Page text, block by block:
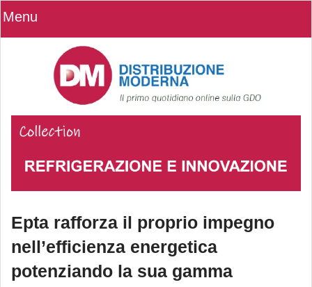
Menu
Epta rafforza il proprio impegno
nell’efficienza energetica
potenziando la sua gamma